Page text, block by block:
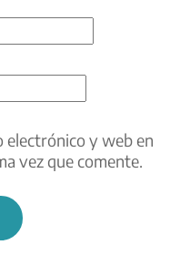
electrónico y web en
vez que comente.